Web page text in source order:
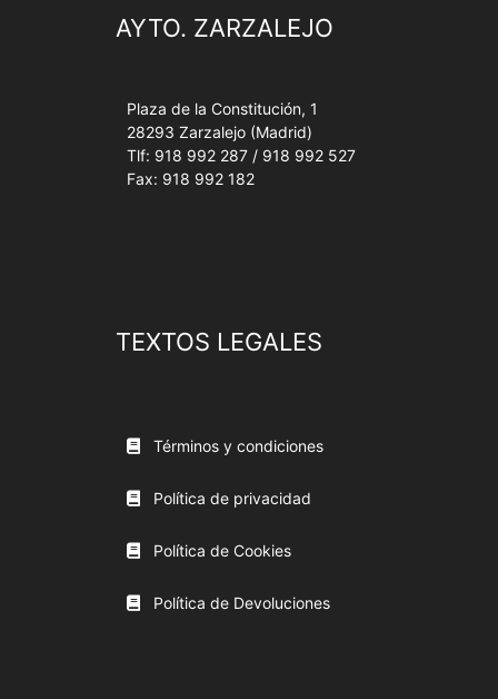
AYTO. ZARZALEJO
Plaza de la Constitución, 1
28293 Zarzalejo (Madrid)
Tlf: 918 992 287 / 918 992 527
Fax: 918 992 182
TEXTOS LEGALES
Términos y condiciones
Política de privacidad
Política de Cookies
Política de Devoluciones